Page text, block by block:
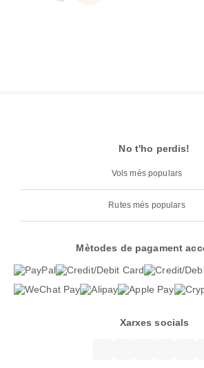
No t'ho perdis!
Vols més populars
Rutes més populars
Mètodes de pagament
Xarxes socials